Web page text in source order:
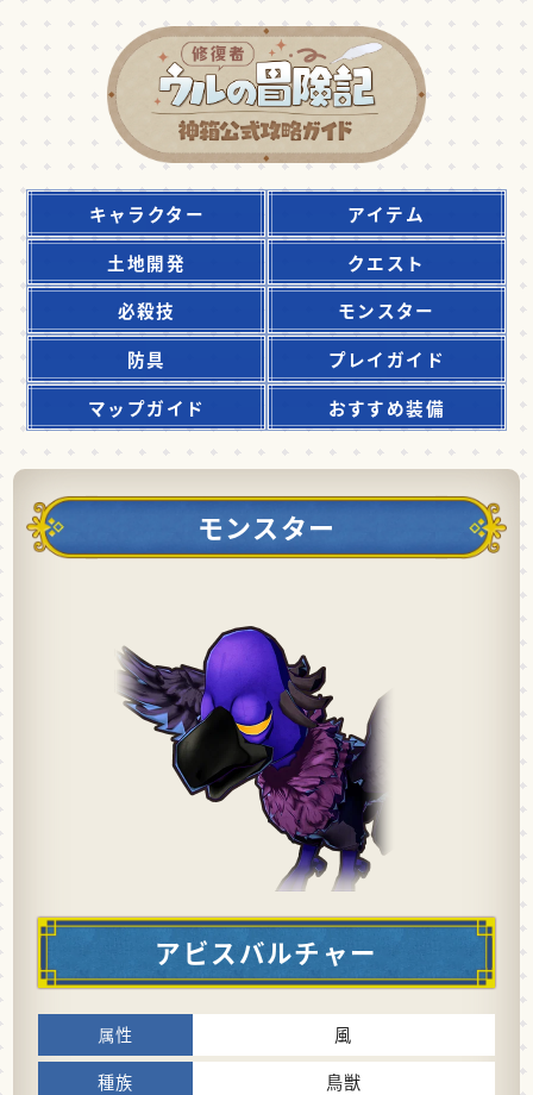
キャラクター
アイテム
土地開発
クエスト
必殺技
モンスター
防具
プレイガイド
マップガイド
おすすめ装備
モンスター
アビスバルチャー
風
鳥獣